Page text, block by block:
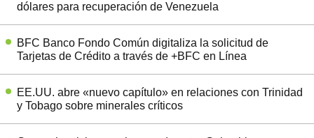
dólares para recuperación de Venezuela
BFC Banco Fondo Común digitaliza la solicitud de
Tarjetas de Crédito a través de +BFC en Línea
EE.UU. abre «nuevo capítulo» en relaciones con Trinidad
y Tobago sobre minerales críticos